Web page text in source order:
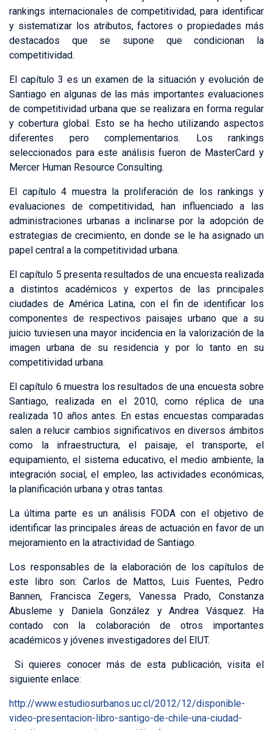
rankings internacionales de competitividad, para identificar
y sistematizar los atributos, factores o propiedades más
destacados que se supone que condicionan la
competitividad.
El capítulo 3 es un examen de la situación y evolución de
Santiago en algunas de las más importantes evaluaciones
de competitividad urbana que se realizara en forma regular
y cobertura global. Esto se ha hecho utilizando aspectos
diferentes pero complementarios. Los rankings
seleccionados para este análisis fueron de MasterCard y
Mercer Human Resource Consulting.
El capítulo 4 muestra la proliferación de los rankings y
evaluaciones de competitividad, han influenciado a las
administraciones urbanas a inclinarse por la adopción de
estrategias de crecimiento, en donde se le ha asignado un
papel central a la competitividad urbana.
El capítulo 5 presenta resultados de una encuesta realizada
a distintos académicos y expertos de las principales
ciudades de América Latina, con el fin de identificar los
componentes de respectivos paisajes urbano que a su
juicio tuviesen una mayor incidencia en la valorización de la
imagen urbana de su residencia y por lo tanto en su
competitividad urbana.
El capítulo 6 muestra los resultados de una encuesta sobre
Santiago, realizada en el 2010, como réplica de una
realizada 10 años antes. En estas encuestas comparadas
salen a relucir cambios significativos en diversos ámbitos
como la infraestructura, el paisaje, el transporte, el
equipamiento, el sistema educativo, el medio ambiente, la
integración social, el empleo, las actividades económicas,
la planificación urbana y otras tantas.
La última parte es un análisis FODA con el objetivo de
identificar las principales áreas de actuación en favor de un
mejoramiento en la atractividad de Santiago.
Los responsables de la elaboración de los capítulos de
este libro son: Carlos de Mattos, Luis Fuentes, Pedro
Bannen, Francisca Zegers, Vanessa Prado, Constanza
Abusleme y Daniela González y Andrea Vásquez. Ha
contado con la colaboración de otros importantes
académicos y jóvenes investigadores del EIUT.
Si quieres conocer más de esta publicación, visita el
siguiente enlace:
http://www.estudiosurbanos.uc.cl/2012/12/disponible-
video-presentacion-libro-santigo-de-chile-una-ciudad-